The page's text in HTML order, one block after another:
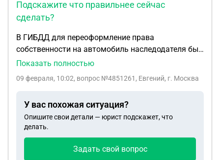
Подскажите что правильнее сейчас
сделать?
В ГИБДД для переоформление права
собственности на автомобиль наследодателя был
предоставлен подложный договор купли
уголовное дело. В рамках дела была проведена
наследодателю не принадлежит. 2. На вопрос
покупателем ли исполнена подпись за продавца
(наследодателя) получен вероятный ответ:
сделана Покупателем. подскажите что
Показать полностью
09 февраля, 10:02, вопрос №4851261, Евгений, г. Москва
У вас похожая ситуация?
Опишите свои детали — юрист подскажет, что
делать.
Задать свой вопрос